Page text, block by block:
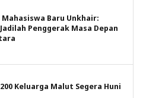
Baru Unkhair:
Penggerak Masa Depan
Keluarga Malut Segera Huni